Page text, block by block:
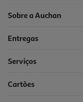
Sobre a Auchan
Entregas
Serviços
Cartões